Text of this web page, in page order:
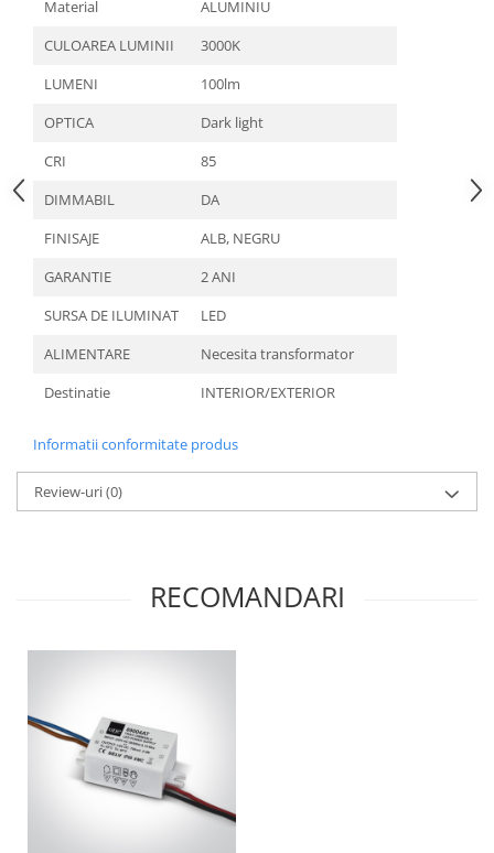
Material
ALUMINIU
CULOAREA LUMINII
3000K
LUMENI
100lm
OPTICA
Dark light
CRI
85
DIMMABIL
DA
FINISAJE
ALB, NEGRU
GARANTIE
2 ANI
SURSA DE ILUMINAT
LED
ALIMENTARE
Necesita transformator
Destinatie
INTERIOR/EXTERIOR
Informatii conformitate produs
Review-uri(0)
RECOMANDARI